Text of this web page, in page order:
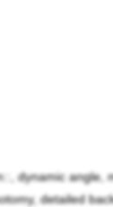
、ある日大陸の
dynamic angle,
detailed